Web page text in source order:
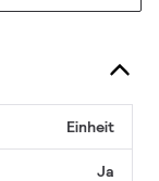
Einheit
Ja